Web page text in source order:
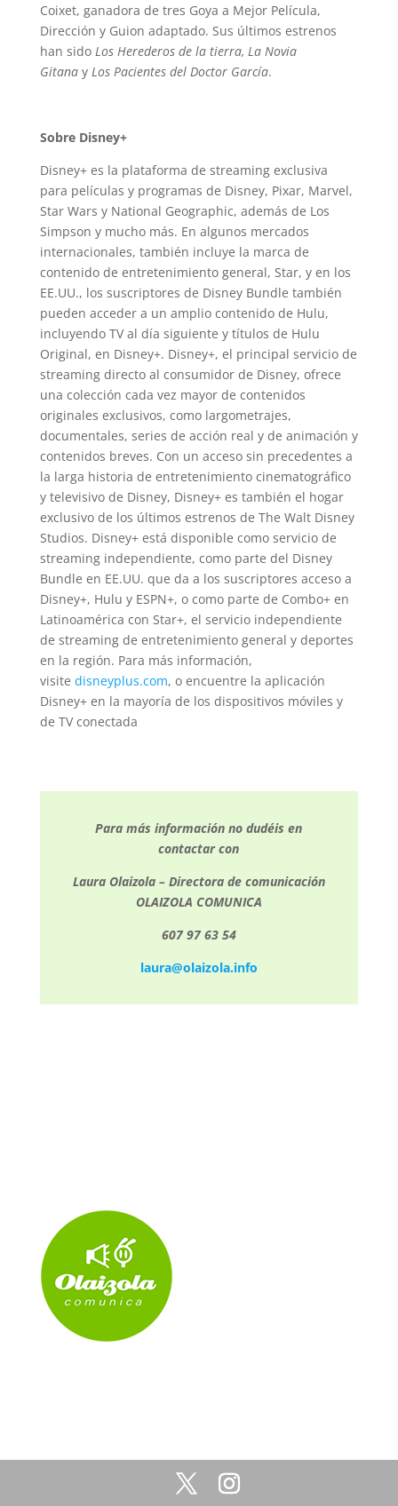
Coixet, ganadora de tres Goya a Mejor Película,
Dirección y Guion adaptado. Sus últimos estrenos
han sido Los Herederos de la tierra, La Novia
GitanayLos Pacientes del Doctor García.
Sobre Disney+
Disney+ es la plataforma de streaming exclusiva
para películas y programas de Disney, Pixar, Marvel,
Star Wars y National Geographic, además de Los
Simpson y mucho más. En algunos mercados
internacionales, también incluye la marca de
contenido de entretenimiento general, Star, y en los
EE.UU., los suscriptores de Disney Bundle también
pueden acceder a un amplio contenido de Hulu,
incluyendo TV al día siguiente y títulos de Hulu
Original, en Disney+. Disney+, el principal servicio de
streaming directo al consumidor de Disney, ofrece
una colección cada vez mayor de contenidos
originales exclusivos, como largometrajes,
documentales, series de acción real y de animación y
contenidos breves. Con un acceso sin precedentes a
la larga historia de entretenimiento cinematográfico
y televisivo de Disney, Disney+ es también el hogar
exclusivo de los últimos estrenos de The Walt Disney
Studios. Disney+ está disponible como servicio de
streaming independiente, como parte del Disney
Bundle en EE.UU. que da a los suscriptores acceso a
Disney+, Hulu y ESPN+, o como parte de Combo+ en
Latinoamérica con Star+, el servicio independiente
de streaming de entretenimiento general y deportes
en la región. Para más información,
visite disneyplus.com, o encuentre la aplicación
Disney+ en la mayoría de los dispositivos móviles y
de TV conectada
Para más información no dudéis en
contactar con
Laura Olaizola – Directora de comunicación
OLAIZOLA COMUNICA
607 97 63 54
laura@olaizola.info